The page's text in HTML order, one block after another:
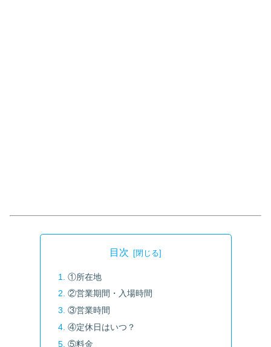
目次
①所在地
②営業期間・入場時間
③営業時間
④定休日はいつ？
⑤料金